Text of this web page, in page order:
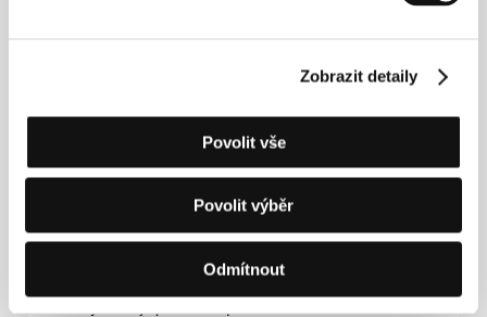
Zobrazit detaily
Povolit vše
Povolit výběr
Odmítnout
v Lodži (1998) a nyní se kromě hrané a dokumentární
svých filmech metodicky rozpracovává problémy
mezilidských vztahů, pramenící ze společenských
člověk, 2000) byl nominován na Evropskou filmovou
cenu a ve stejném roce se Szumowská stala členkou
své filmy na Berlinale. Její předchozí snímekVe
, 2013) se nořil do duše